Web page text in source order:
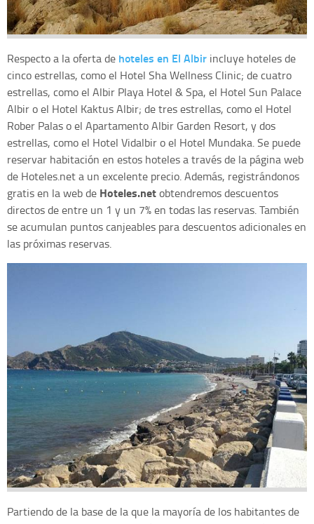
Respecto a la oferta de hoteles en El Albir incluye hoteles de
cinco estrellas, como el Hotel Sha Wellness Clinic; de cuatro
estrellas, como el Albir Playa Hotel & Spa, el Hotel Sun Palace
Albir o el Hotel Kaktus Albir; de tres estrellas, como el Hotel
Rober Palas o el Apartamento Albir Garden Resort, y dos
estrellas, como el Hotel Vidalbir o el Hotel Mundaka. Se puede
reservar habitación en estos hoteles a través de la página web
de Hoteles.net a un excelente precio. Además, registrándonos
gratis en la web de Hoteles.netobtendremos descuentos
directos de entre un 1 y un 7% en todas las reservas. También
se acumulan puntos canjeables para descuentos adicionales en
las próximas reservas.
Partiendo de la base de la que la mayoría de los habitantes de